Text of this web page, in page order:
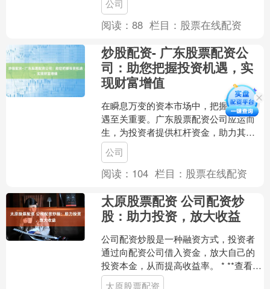
张家港地区辨别可靠的股票....
公司
阅读：88 栏目： 股票在线配资
炒股配资- 广东股票配资公
司：助您把握投资机遇，实
现财富增值
在瞬息万变的资本市场中，把握投资机
遇至关重要。广东股票配资公司应运而
生，为投资者提供杠杆资金，助力其放
大收益炒股配资-，实现财富增值。 * 放
大收益：配资可以放....
公司
阅读： 104 栏目： 股票在线配资
太原股票配资 公司配资炒
股：助力投资，放大收益
公司配资炒股是一种融资方式，投资者
通过向配资公司借入资金，放大自己的
投资本金，从而提高收益率。 * **查看资
质：**确保配资公司拥有合法经营资质，
太原股票配资